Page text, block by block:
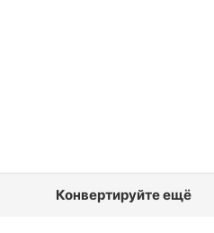
Конвертируйте ещё